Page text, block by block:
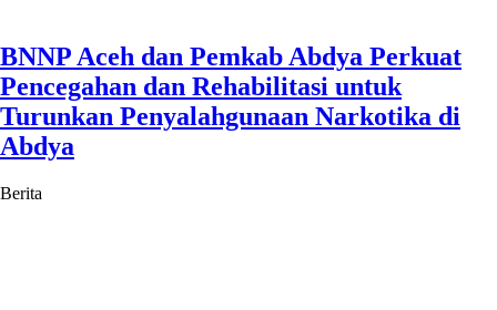
BNNP Aceh dan Pemkab Abdya Perkuat
Pencegahan dan Rehabilitasi untuk
Turunkan Penyalahgunaan Narkotika di
Abdya
Berita